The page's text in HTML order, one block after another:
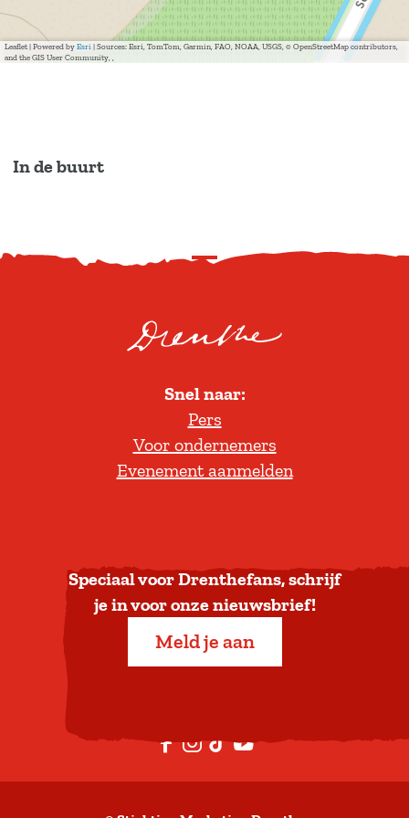
In de buurt
Leaflet | Powered by Esri | Sources: Esri, TomTom, Garmin, FAO, NOAA, USGS, © OpenStreetMap contributors,
and the GIS User Community, ,
S
o
l
t
e
r
a
a
b
n
Snel naar:
Pers
Voor ondernemers
Evenement aanmelden
Speciaal voor Drenthefans, schrijf
je in voor onze nieuwsbrief!
Meld je aan
F
a
I
n
T
i
Y
o